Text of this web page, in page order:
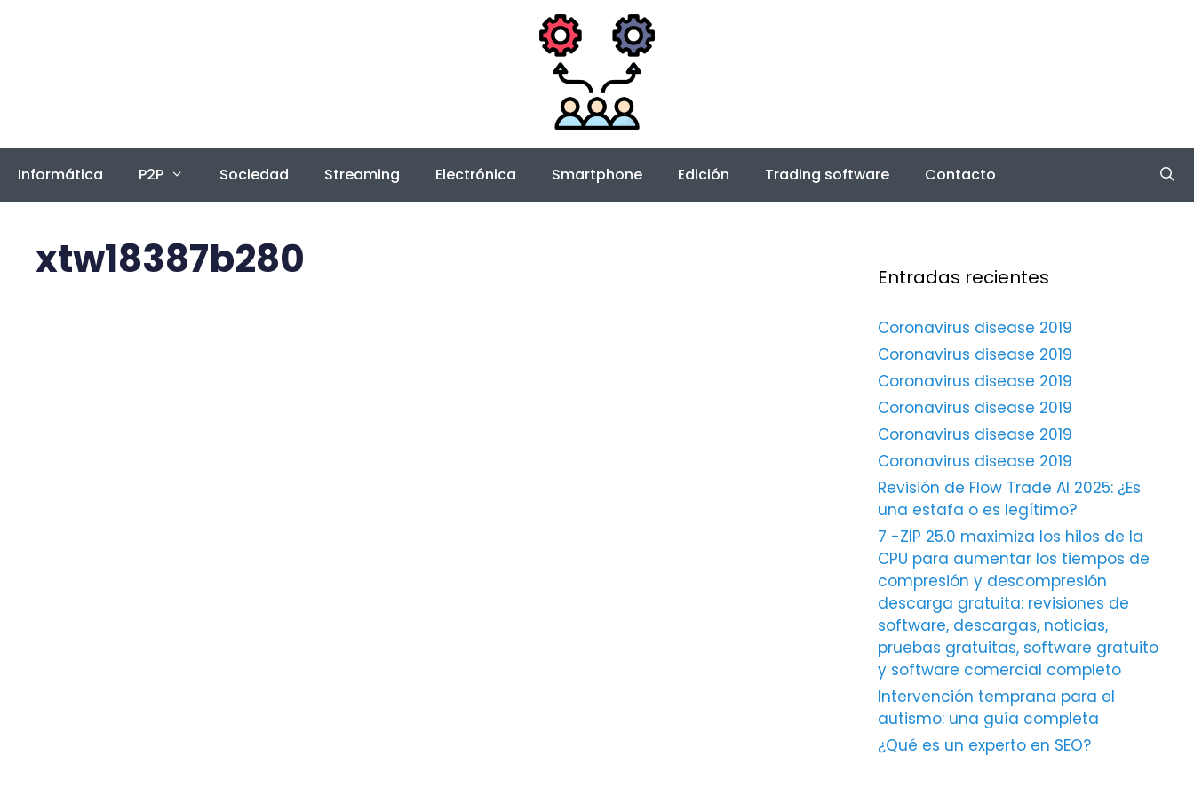
Informática P2P Sociedad Streaming Electrónica Smartphone Edición Trading software Contacto
xtw18387b280 Entradas recientes
Coronavirus disease 2019
Coronavirus disease 2019
Coronavirus disease 2019
Coronavirus disease 2019
Coronavirus disease 2019
Coronavirus disease 2019
Revisión de Flow Trade AI 2025: ¿Es
una estafa o es legítimo?
7 -ZIP 25.0 maximiza los hilos de la
CPU para aumentar los tiempos de
compresión y descompresión
descarga gratuita: revisiones de
software, descargas, noticias,
pruebas gratuitas, software gratuito
y software comercial completo
Intervención temprana para el
autismo: una guía completa
¿Qué es un experto en SEO?